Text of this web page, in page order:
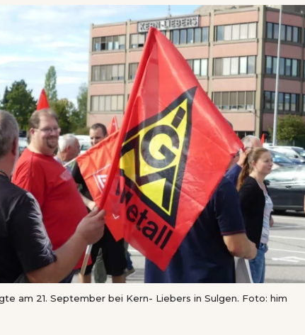
am 21. September bei Kern- Liebers in Sulgen. Foto: him